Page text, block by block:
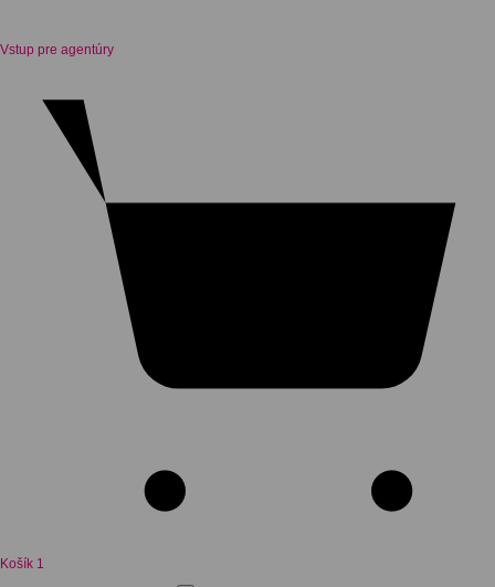
Vstup pre agentúry
Košík 1